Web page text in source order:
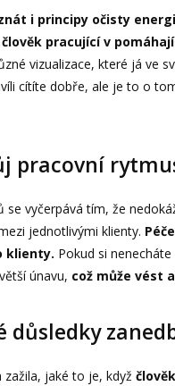
i principy očisty
pracující v
vizualizace, které já ve
cítíte dobře, ale je to o
pracovní
vyčerpává tím, že
jednotlivými klienty.
klienty. Pokud si
únavu, což může vést
důsledky
jaké to je, když